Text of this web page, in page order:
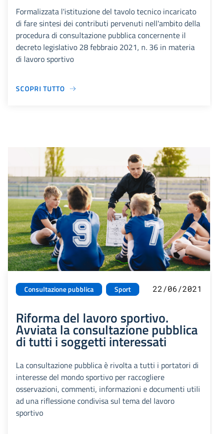
Formalizzata l'istituzione del tavolo tecnico incaricato
di fare sintesi dei contributi pervenuti nell'ambito della
procedura di consultazione pubblica concernente il
decreto legislativo 28 febbraio 2021, n. 36 in materia
di lavoro sportivo
SCOPRI TUTTO
Consultazione pubblica Sport 22/06/2021
Riforma del lavoro sportivo.
Avviata la consultazione pubblica
di tutti i soggetti interessati
La consultazione pubblica è rivolta a tutti i portatori di
interesse del mondo sportivo per raccogliere
osservazioni, commenti, informazioni e documenti utili
ad una riflessione condivisa sul tema del lavoro
sportivo